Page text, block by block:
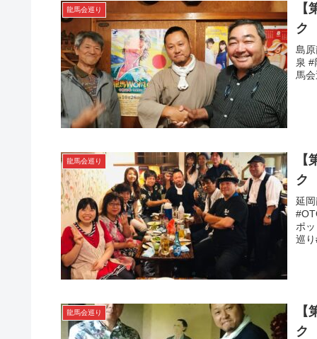
龍馬会巡り
ク
島
泉 #
馬
龍馬会巡り
ク
延
ポ
巡
龍馬会巡り
ク